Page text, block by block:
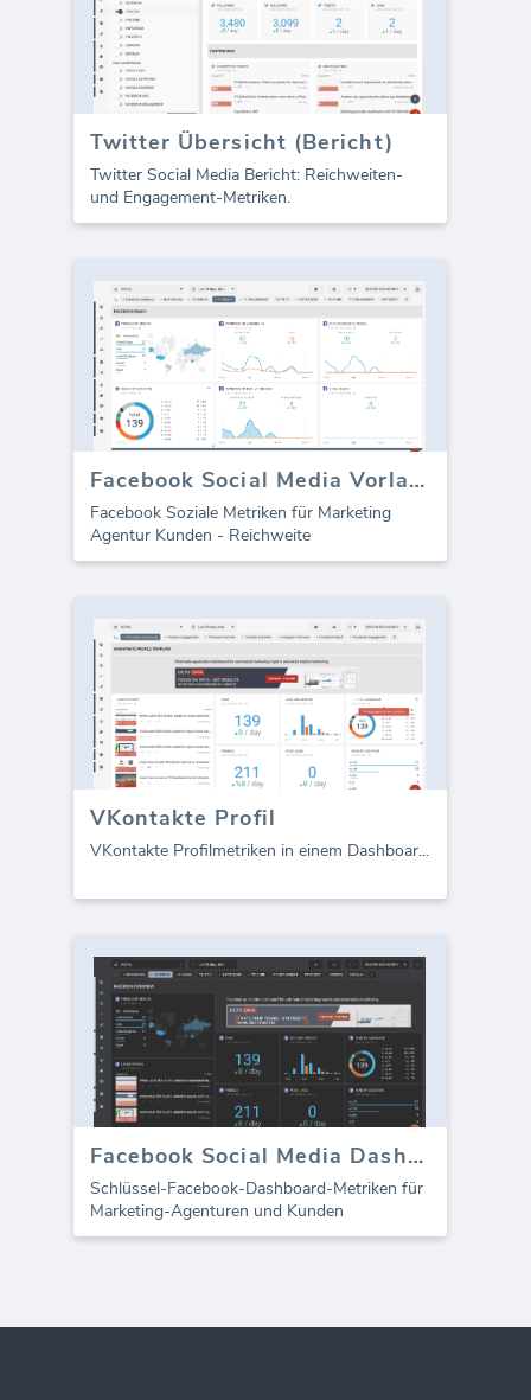
Twitter Übersicht (Bericht)
Twitter Social Media Bericht: Reichweiten-
und Engagement-Metriken.
Facebook Social Media Vorlage - Reichweite
Facebook Soziale Metriken für Marketing
Agentur Kunden - Reichweite
VKontakte Profil
VKontakte Profilmetriken in einem Dashboar...
Facebook Social Media Dashboard - Übersicht
Schlüssel-Facebook-Dashboard-Metriken für
Marketing-Agenturen und Kunden